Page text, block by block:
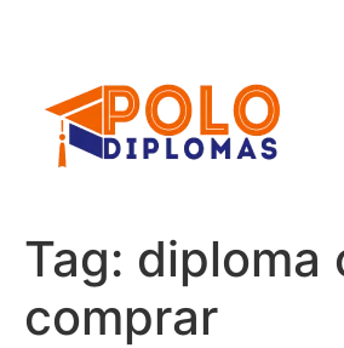
conteúdo
Tag: diploma
comprar